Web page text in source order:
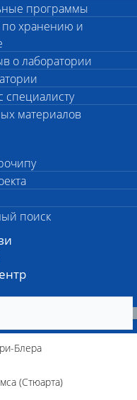
программы
хранению и
о лаборатории
специалисту
материалов
поиск
не
песцы, еноты)
с
после
захоронения
Блера
(Стюарта)